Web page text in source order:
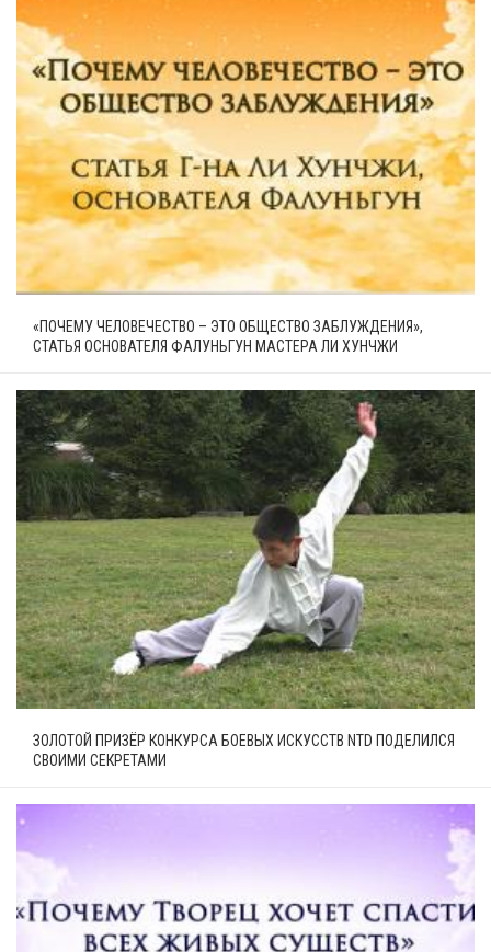
«ПОЧЕМУ ЧЕЛОВЕЧЕСТВО – ЭТО ОБЩЕСТВО ЗАБЛУЖДЕНИЯ»,
СТАТЬЯ ОСНОВАТЕЛЯ ФАЛУНЬГУН МАСТЕРА ЛИ ХУНЧЖИ
ЗОЛОТОЙ ПРИЗЁР КОНКУРСА БОЕВЫХ ИСКУССТВ NTD ПОДЕЛИЛСЯ
СВОИМИ СЕКРЕТАМИ